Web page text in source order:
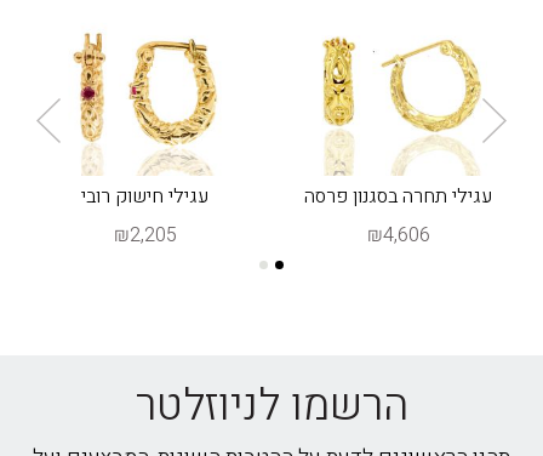
עגילי תחרה בסגנון פרסה
₪4,606
עגילי חישוק רובי
₪2,205
הרשמו לניוזלטר